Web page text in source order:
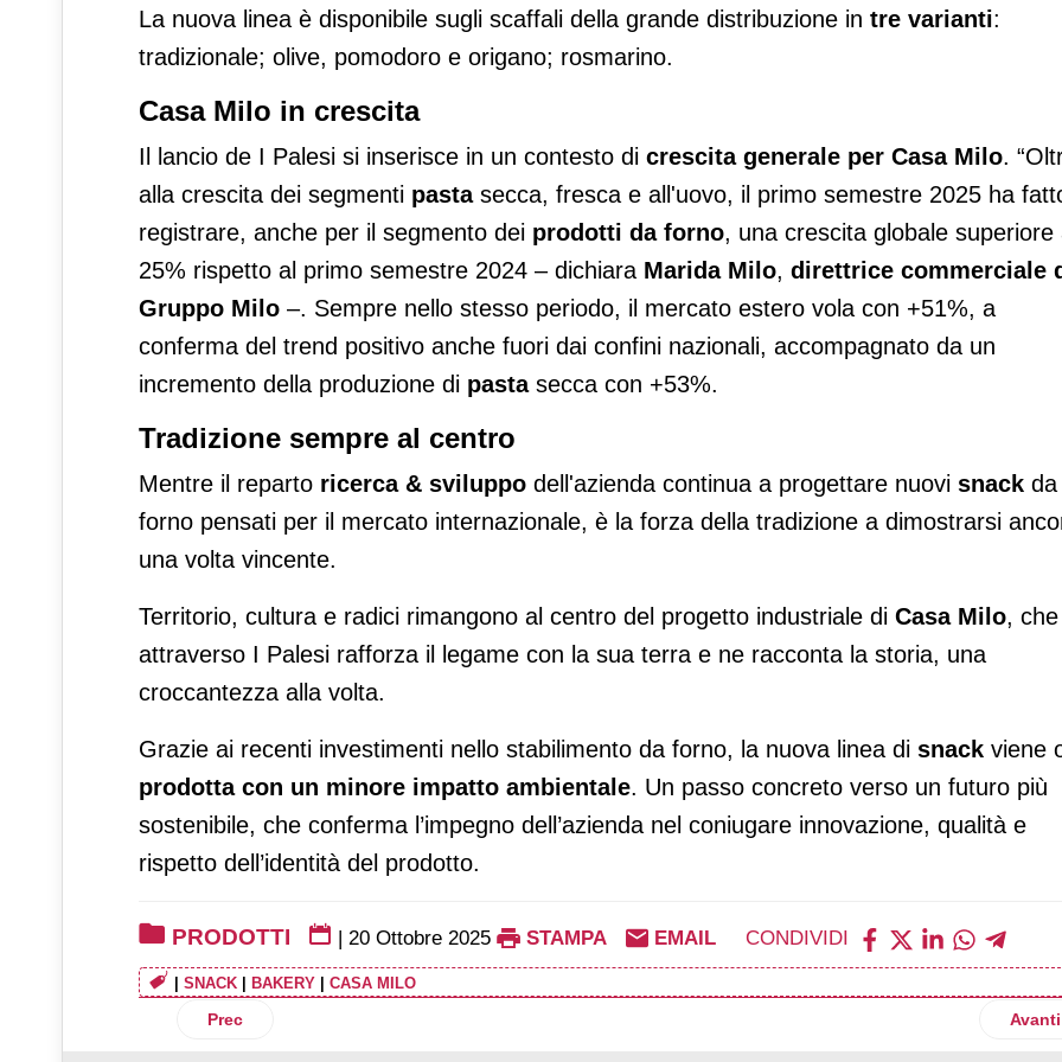
La nuova linea è disponibile sugli scaffali della grande distribuzione in tre varianti:
tradizionale; olive, pomodoro e origano; rosmarino.
Casa Milo in crescita
Il lancio de I Palesi si inserisce in un contesto di crescita generale per Casa Milo.
alla crescita dei segmenti pastasecca, fresca e all'uovo, il primo semestre 2025 ha
registrare, anche per il segmento dei prodotti da forno, una crescita globale superiore
25% rispetto al primo semestre 2024 – dichiara Marida Milo, direttrice commerciale
Gruppo Milo –. Sempre nello stesso periodo, il mercato estero vola con +51%, a
conferma del trend positivo anche fuori dai confini nazionali, accompagnato da un
incremento della produzione di pastasecca con +53%.
Tradizione sempre al centro
Mentre il reparto ricerca & sviluppo dell'azienda continua a progettare nuovi snack da
forno pensati per il mercato internazionale, è la forza della tradizione a dimostrarsi
una volta vincente.
Territorio, cultura e radici rimangono al centro del progetto industriale di Casa Milo, che
attraverso I Palesi rafforza il legame con la sua terra e ne racconta la storia, una
croccantezza alla volta.
Grazie ai recenti investimenti nello stabilimento da forno, la nuova linea di snack viene
prodotta con un minore impatto ambientale. Un passo concreto verso un futuro più
sostenibile, che conferma l’impegno dell’azienda nel coniugare innovazione, qualità e
rispetto dell’identità del prodotto.
PRODOTTI | 20 Ottobre 2025 STAMPA EMAIL CONDIVIDI
SNACK BAKERY CASA MILO
Articolo precedente: Pernigotti: arriva sugli scaffali il nuovo Gianduiotto al pistacchio
Prec Avanti